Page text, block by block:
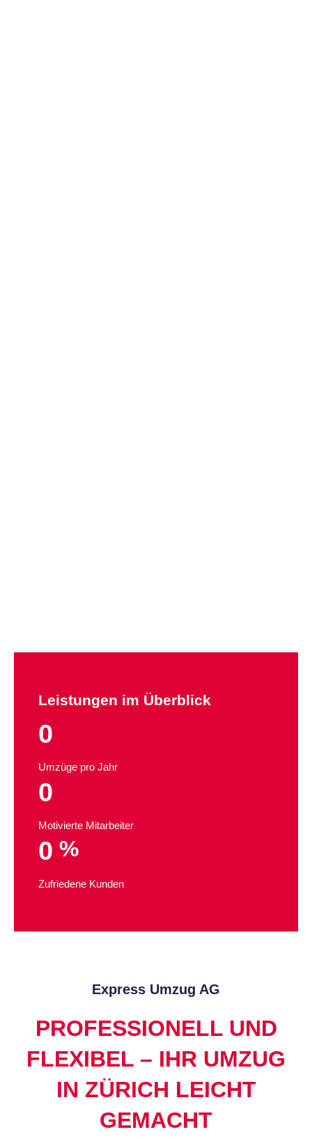
Leistungen im Überblick
0
Umzüge pro Jahr
0
Motivierte Mitarbeiter
0 %
Zufriedene Kunden
Express Umzug AG
PROFESSIONELL UND
FLEXIBEL – IHR UMZUG
IN ZÜRICH LEICHT
GEMACHT